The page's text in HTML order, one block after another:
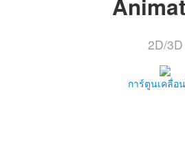
2D/3D
การ์ตูนเคลื่อ